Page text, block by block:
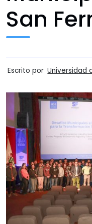
San
Escrito por Universidad